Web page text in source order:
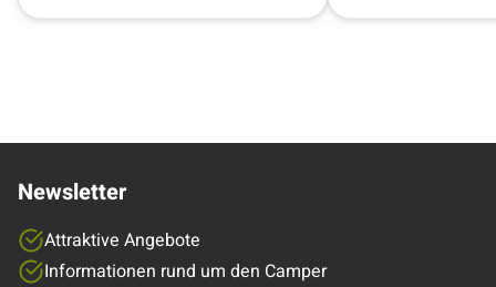
Newsletter
Attraktive Angebote
Informationen rund um den Camper